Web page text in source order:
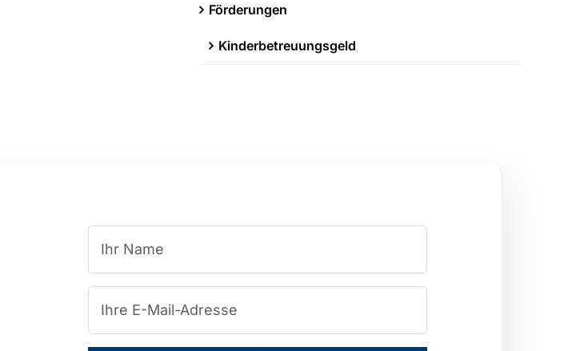
Förderungen
Kinderbetreuungsgeld